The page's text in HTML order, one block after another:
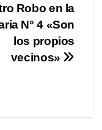
Robo en la
N° 4 «Son
los propios
vecinos»